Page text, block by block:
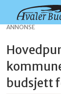
ANNONSE
budsjett